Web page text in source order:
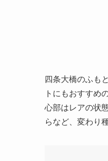
四条大橋のふも
トにもおすすめ
心部はレアの状
らなど、変わり